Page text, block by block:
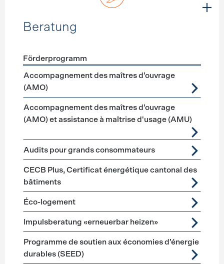
Beratung
Förderprogramme Beratung
Förderprogramm
Accompagnement des maîtres d’ouvrage
(AMO)
Accompagnement des maîtres d’ouvrage
(AMO) et assistance à maîtrise d'usage (AMU)
Audits pour grands consommateurs
CECB Plus, Certificat énergétique cantonal des
bâtiments
Éco-logement
Impulsberatung «erneuerbar heizen»
Programme de soutien aux économies d’énergie
durables (SEED)